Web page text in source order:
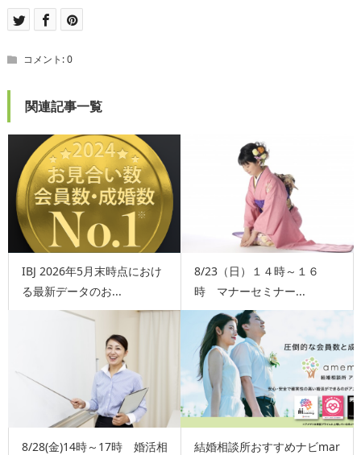
コメント:0
関連記事一覧
IBJ 2026年5月末時点におけ
る最新データのお...
8/23（日）１４時～１６
時 マナーセミナー...
8/28(金)14時～17時 婚活相
結婚相談所おすすめナビmar